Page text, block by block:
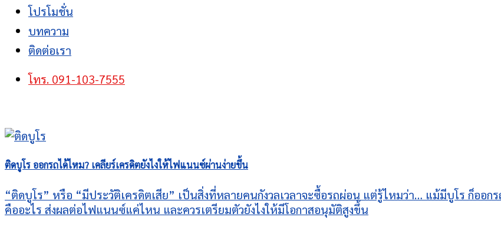
โปรโมชั่น
บทความ
ติดต่อเรา
โทร. 091-103-7555
ติดบูโร ออกรถได้ไหม? เคลียร์เครดิตยังไงให้ไฟแนนซ์ผ่านง่ายขึ้น
“ติดบูโร” หรือ “มีประวัติเครดิตเสีย” เป็นสิ่งที่หลายคนกังวลเวลาจะซื้อรถผ่อน แต่รู้ไหมว่า… แม้มีบูโร ก็ออ
คืออะไร ส่งผลต่อไฟแนนซ์แค่ไหน และควรเตรียมตัวยังไงให้มีโอกาสอนุมัติสูงขึ้น